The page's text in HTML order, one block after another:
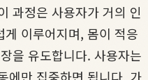
과정은 사용자가 거의 인
이루어지며, 몸이 적응
을 유도합니다. 사용자는
에만 집중하면 됩니다. 가